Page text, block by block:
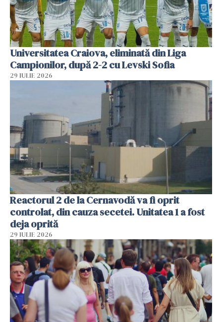
Universitatea Craiova, eliminată din Liga
Campionilor, după 2-2 cu Levski Sofia
29 IULIE 2026
Reactorul 2 de la Cernavodă va fi oprit
controlat, din cauza secetei. Unitatea 1 a fost
deja oprită
29 IULIE 2026